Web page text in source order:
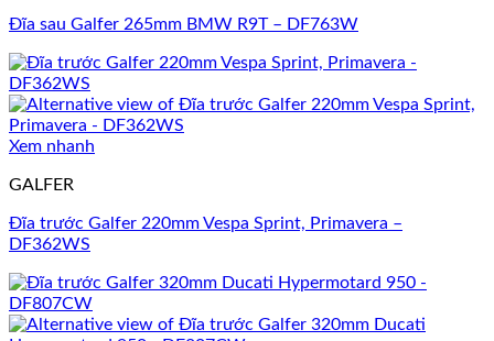
Đĩa sau Galfer 265mm BMW R9T – DF763W
Xem nhanh
GALFER
Đĩa trước Galfer 220mm Vespa Sprint, Primavera –
DF362WS